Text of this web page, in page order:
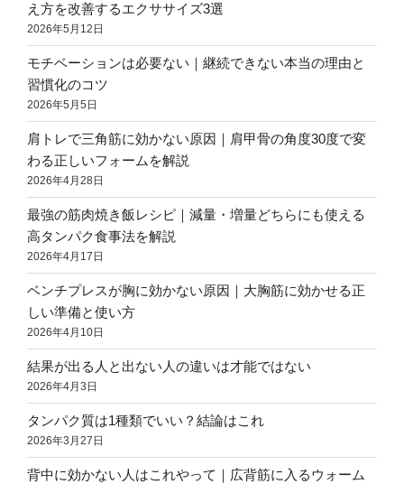
え方を改善するエクササイズ3選
2026年5月12日
モチベーションは必要ない｜継続できない本当の理由と
習慣化のコツ
2026年5月5日
肩トレで三角筋に効かない原因｜肩甲骨の角度30度で変
わる正しいフォームを解説
2026年4月28日
最強の筋肉焼き飯レシピ｜減量・増量どちらにも使える
高タンパク食事法を解説
2026年4月17日
ベンチプレスが胸に効かない原因｜大胸筋に効かせる正
しい準備と使い方
2026年4月10日
結果が出る人と出ない人の違いは才能ではない
2026年4月3日
タンパク質は1種類でいい？結論はこれ
2026年3月27日
背中に効かない人はこれやって｜広背筋に入るウォーム